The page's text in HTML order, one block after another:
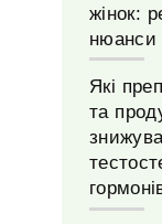
жінок:
нюанси
Які
та